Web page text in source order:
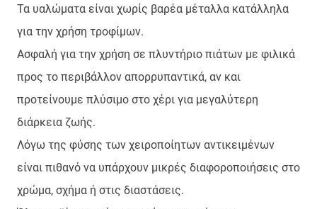
Τα υαλώματα είναι χωρίς βαρέα μέταλλα κατάλληλα
για την χρήση τροφίμων.
Ασφαλή για την χρήση σε πλυντήριο πιάτων με φιλικά
προς το περιβάλλον απορρυπαντικά, αν και
προτείνουμε πλύσιμο στο χέρι για μεγαλύτερη
διάρκεια ζωής.
Λόγω της φύσης των χειροποίητων αντικειμένων
είναι πιθανό να υπάρχουν μικρές διαφοροποιήσεις στο
χρώμα, σχήμα ή στις διαστάσεις.